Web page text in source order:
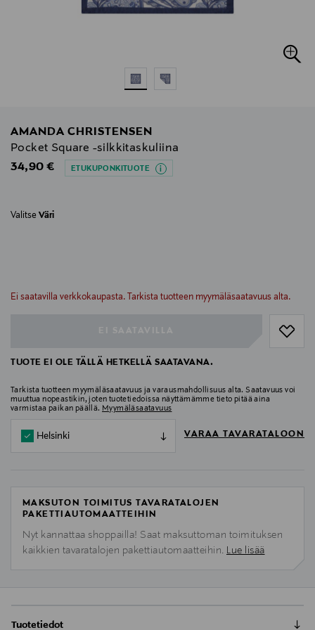
AMANDA CHRISTENSEN
Pocket Square -silkkitaskuliina
Original Price
34,90 € ETUKUPONKITUOTE
Valitse Väri
Ei saatavilla verkkokaupasta. Tarkista tuotteen myymäläsaatavuus alta.
null
TUOTE EI OLE TÄLLÄ HETKELLÄ SAATAVANA.
Tarkista tuotteen myymäläsaatavuus ja varausmahdollisuus alta. Saatavuus voi
muuttua nopeastikin, joten tuotetiedoissa näyttämämme tieto pitää aina
varmistaa paikan päällä. Myymäläsaatavuus
Helsinki VARAA TAVARATALOON
MAKSUTON TOIMITUS TAVARATALOJEN
PAKETTIAUTOMAATTEIHIN
Nyt kannattaa shoppailla! Saat maksuttoman toimituksen
kaikkien tavaratalojen pakettiautomaatteihin. Lue lisää
Tuotetiedot